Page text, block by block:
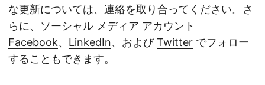
な更新については、連絡を取り合ってください。さ
らに、ソーシャル メディア アカウント
Facebook、 LinkedIn、およびTwitter でフォロー
することもできます。